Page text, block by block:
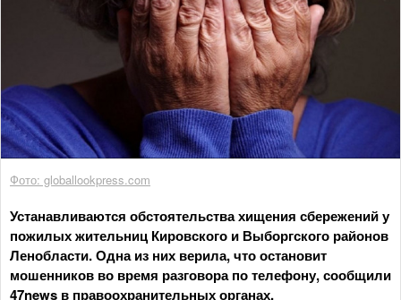
Фото: globallookpress.com
Устанавливаются обстоятельства хищения сбережений у
пожилых жительниц Кировского и Выборгского районов
Ленобласти. Одна из них верила, что остановит
мошенников во время разговора по телефону, сообщили
47news в правоохранительных органах.